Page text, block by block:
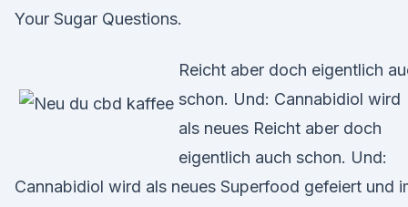
Your Sugar Questions.
Reicht aber doch eigentlich
schon. Und: Cannabidiol wird
als neues Reicht aber doch
eigentlich auch schon. Und:
Cannabidiol wird als neues Superfood gefeiert und